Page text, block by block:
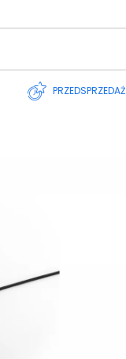
PRZEDSPRZEDAŻ